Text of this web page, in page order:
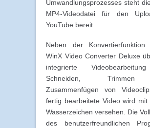
Umwandlungsprozesses steht
MP4-Videodatei für den
YouTube bereit.
Neben der Konvertierfunktion
WinX Video Converter Deluxe
integrierte
Schneiden,
Zusammenfügen von
fertig bearbeitete Video wird mit
Wasserzeichen versehen. Die
des benutzerfreundlichen